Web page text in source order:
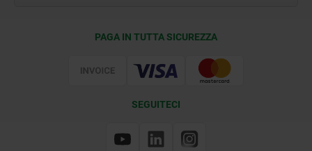
PAGA IN TUTTA SICUREZZA
SEGUITECI